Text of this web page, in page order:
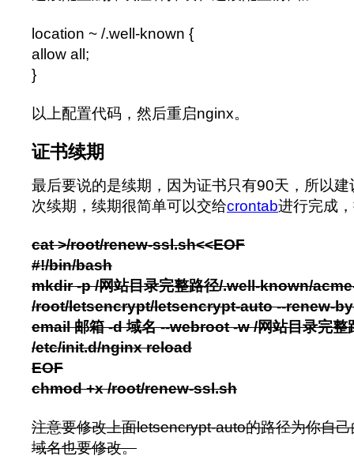
location ~ /.well-known {
allow all;
}
以上配置代码，然后重启nginx。
证书续期
最后要说的是续期，因为证书只有90天，所以
次续期，续期很简单可以交给crontab进行完成
cat >/root/renew-ssl.sh<<EOF
#!/bin/bash
mkdir -p /网站目录完整路径/.well-known/
/root/letsencrypt/letsencrypt-auto --renew-
email 邮箱 -d 域名 --webroot -w /网站目录完
/etc/init.d/nginx reload
EOF
chmod +x /root/renew-ssl.sh
注意要修改上面letsencrypt-auto的路径为你自
域名也要修改。